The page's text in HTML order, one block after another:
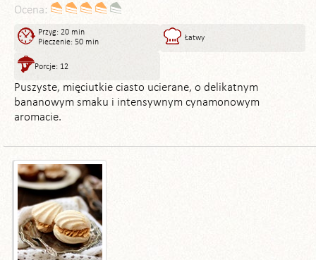
Ocena:
Przyg: 20 min
Pieczenie: 50 min
Łatwy
Porcje: 12
Puszyste, mięciutkie ciasto ucierane, o delikatnym
bananowym smaku i intensywnym cynamonowym
aromacie.